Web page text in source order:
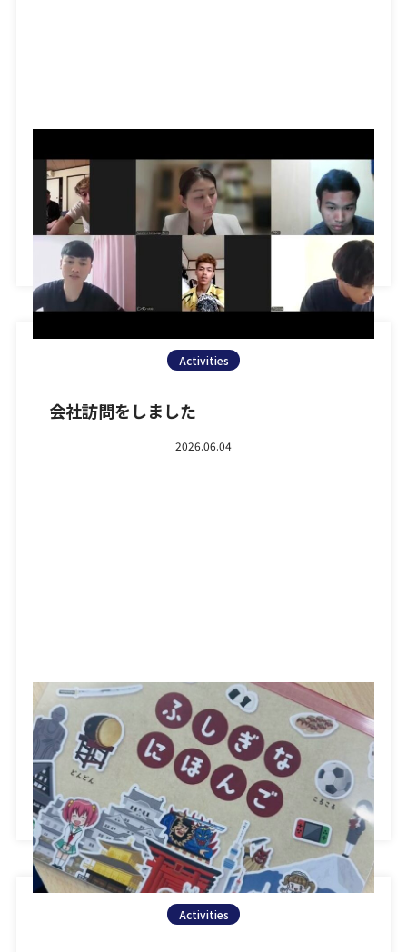
日本語教育実習で、学習者様からこんな質問をいただき
ました。 「先生、『しかたがない』と言いますが、
『しかたがある』は言い […]
Activities
会社訪問をしました
2026.06.04
日頃より弊社ブログにお越しいただきまして、誠にあり
がとうございます。 さて、本日は、会社訪問について
書きたいと思います。 […]
Activities